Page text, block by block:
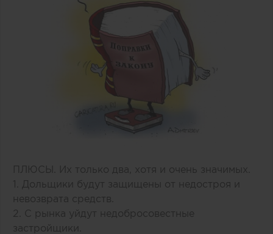
ПЛЮСЫ. Их только два, хотя и очень значимых.
1. Дольщики будут защищены от недостроя и
невозврата средств.
2. С рынка уйдут недобросовестные
застройщики.